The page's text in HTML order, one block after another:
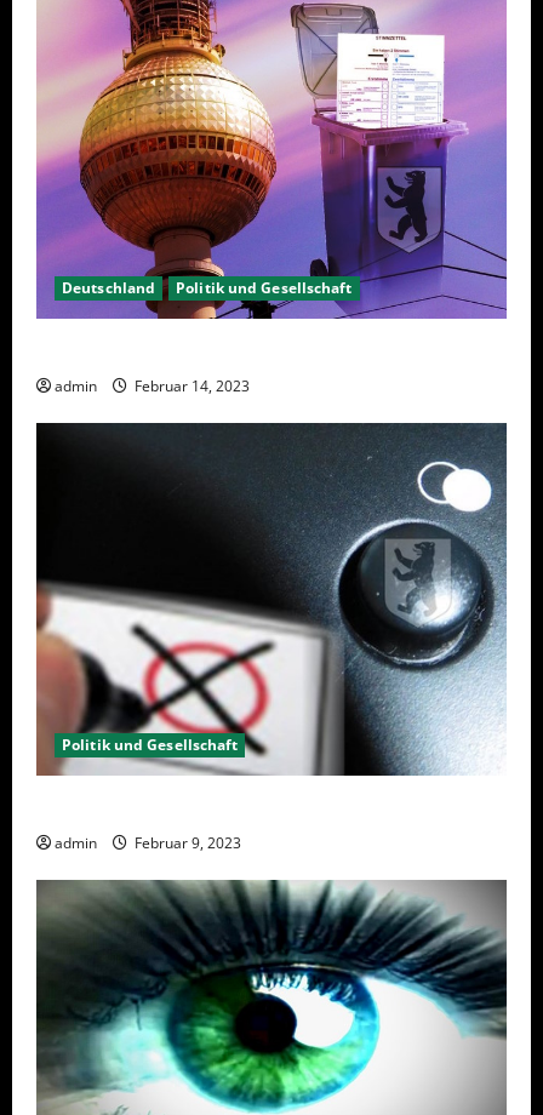
Deutschland Politik und Gesellschaft
admin Februar 14, 2023
Politik und Gesellschaft
admin Februar 9, 2023